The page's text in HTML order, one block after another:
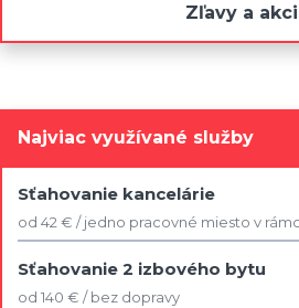
Zľavy a
Najviac využívané služby
Sťahovanie kancelárie
od 42 € / jedno pracovné miesto v
Sťahovanie 2 izbového bytu
od 140 € / bez dopravy